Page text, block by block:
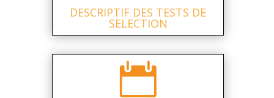
DESCRIPTIF DES TESTS DE
SELECTION
